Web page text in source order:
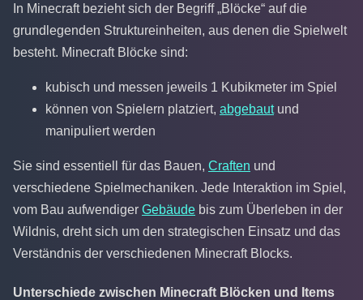
In Minecraft bezieht sich der Begriff „Blöcke“ auf die
grundlegenden Struktureinheiten, aus denen die Spielwelt
besteht. Minecraft Blöcke sind:
kubisch und messen jeweils 1 Kubikmeter im Spiel
können von Spielern platziert, abgebautund
manipuliert werden
Sie sind essentiell für das Bauen, Craften und
verschiedene Spielmechaniken. Jede Interaktion im Spiel,
vom Bau aufwendiger Gebäude bis zum Überleben in der
Wildnis, dreht sich um den strategischen Einsatz und das
Verständnis der verschiedenen Minecraft Blocks.
Unterschiede zwischen Minecraft Blöcken und Items